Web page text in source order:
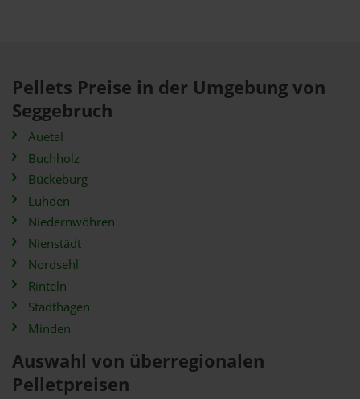
Pellets Preise in der Umgebung von
Seggebruch
Auetal
Buchholz
Bückeburg
Luhden
Niedernwöhren
Nienstädt
Nordsehl
Rinteln
Stadthagen
Minden
Auswahl von überregionalen
Pelletpreisen